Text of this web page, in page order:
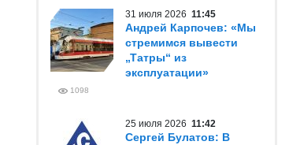
31 июля 2026 11:45
Андрей Карпочев: «Мы
стремимся вывести
„Татры“ из
эксплуатации»
1098
25 июля 2026 11:42
Сергей Булатов: В